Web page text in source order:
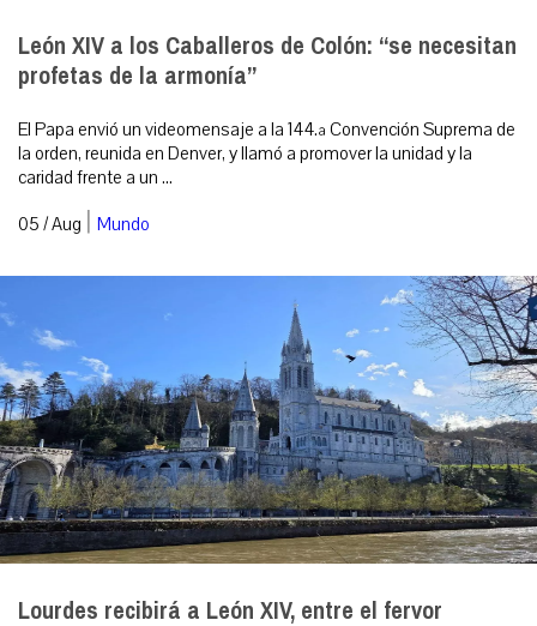
León XIV a los Caballeros de Colón: “se necesitan
profetas de la armonía”
El Papa envió un videomensaje a la 144.ª Convención Suprema de
la orden, reunida en Denver, y llamó a promover la unidad y la
caridad frente a un ...
05 / Aug | Mundo
Lourdes recibirá a León XIV, entre el fervor